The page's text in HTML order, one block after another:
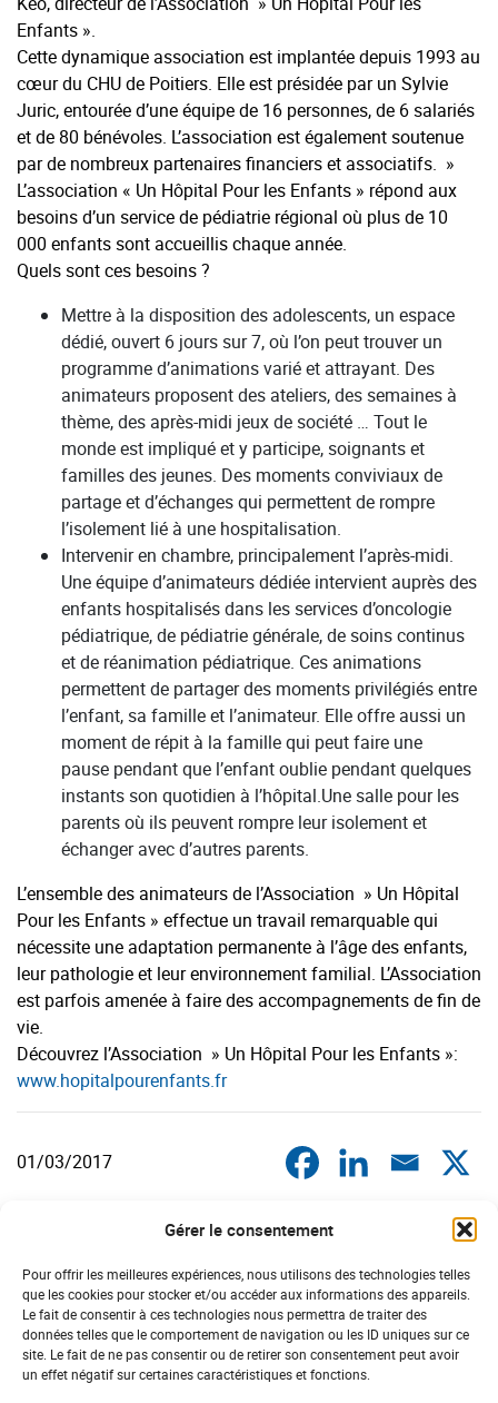
Gérer le consentement
Pour offrir les meilleures expériences, nous utilisons des technologies telles
que les cookies pour stocker et/ou accéder aux informations des appareils.
Le fait de consentir à ces technologies nous permettra de traiter des
données telles que le comportement de navigation ou les ID uniques sur ce
site. Le fait de ne pas consentir ou de retirer son consentement peut avoir
un effet négatif sur certaines caractéristiques et fonctions.
Enfants ».
Cette dynamique association est implantée depuis 1993 au
cœur du CHU de Poitiers. Elle est présidée par un Sylvie
Juric, entourée d’une équipe de 16 personnes, de 6 salariés
et de 80 bénévoles. L’association est également soutenue
par de nombreux partenaires financiers et associatifs. »
L’association « Un Hôpital Pour les Enfants » répond aux
besoins d’un service de pédiatrie régional où plus de 10
000 enfants sont accueillis chaque année.
Quels sont ces besoins ?
Mettre à la disposition des adolescents, un espace
dédié, ouvert 6 jours sur 7, où l’on peut trouver un
programme d’animations varié et attrayant. Des
animateurs proposent des ateliers, des semaines à
thème, des après-midi jeux de société … Tout le
monde est impliqué et y participe, soignants et
familles des jeunes. Des moments conviviaux de
partage et d’échanges qui permettent de rompre
l’isolement lié à une hospitalisation.
Intervenir en chambre, principalement l’après-midi.
Une équipe d’animateurs dédiée intervient auprès des
enfants hospitalisés dans les services d’oncologie
pédiatrique, de pédiatrie générale, de soins continus
et de réanimation pédiatrique. Ces animations
permettent de partager des moments privilégiés entre
l’enfant, sa famille et l’animateur. Elle offre aussi un
moment de répit à la famille qui peut faire une
pause pendant que l’enfant oublie pendant quelques
instants son quotidien à l’hôpital.Une salle pour les
parents où ils peuvent rompre leur isolement et
échanger avec d’autres parents.
L’ensemble des animateurs de l’Association » Un Hôpital
Pour les Enfants » effectue un travail remarquable qui
nécessite une adaptation permanente à l’âge des enfants,
leur pathologie et leur environnement familial. L’Association
est parfois amenée à faire des accompagnements de fin de
vie.
Découvrez l’Association » Un Hôpital Pour les Enfants »:
www.hopitalpourenfants.fr
01/03/2017
POITOU-CHARENTES
#sport santé